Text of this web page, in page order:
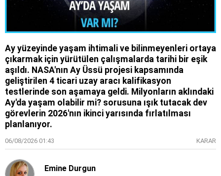
Ay yüzeyinde yaşam ihtimali ve bilinmeyenleri ortaya
çıkarmak için yürütülen çalışmalarda tarihi bir eşik
aşıldı. NASA'nın Ay Üssü projesi kapsamında
geliştirilen 4 ticari uzay aracı kalifikasyon
testlerinde son aşamaya geldi. Milyonların aklındaki
Ay'da yaşam olabilir mi? sorusuna ışık tutacak dev
görevlerin 2026'nın ikinci yarısında fırlatılması
planlanıyor.
06/08/2026 01:43 KARAR
Emine Durgun